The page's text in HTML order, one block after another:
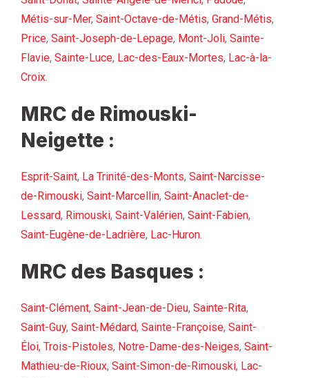
Métis-sur-Mer, Saint-Octave-de-Métis, Grand-Métis,
Price, Saint-Joseph-de-Lepage, Mont-Joli, Sainte-
Flavie, Sainte-Luce, Lac-des-Eaux-Mortes, Lac-à-la-
Croix.
MRC de Rimouski-
Neigette :
Esprit-Saint, La Trinité-des-Monts, Saint-Narcisse-
de-Rimouski, Saint-Marcellin, Saint-Anaclet-de-
Lessard, Rimouski, Saint-Valérien, Saint-Fabien,
Saint-Eugène-de-Ladrière, Lac-Huron.
MRC des Basques :
Saint-Clément, Saint-Jean-de-Dieu, Sainte-Rita,
Saint-Guy, Saint-Médard, Sainte-Françoise, Saint-
Éloi, Trois-Pistoles, Notre-Dame-des-Neiges, Saint-
Mathieu-de-Rioux, Saint-Simon-de-Rimouski, Lac-